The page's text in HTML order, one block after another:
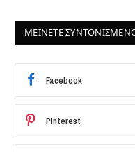
ΜΕΙΝΕΤΕ
Facebook
Pinterest